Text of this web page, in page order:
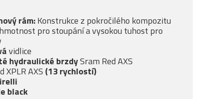
rám:Konstrukce z pokročilého kompozitu
pro stoupání a vysokou tuhost pro
vidlice
hydraulické brzdySram Red AXS
XPLR AXS (13 rychlostí)
black